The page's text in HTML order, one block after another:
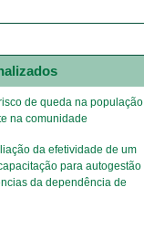
de queda na população
na comunidade
da efetividade de um
para autogestão
da dependência de